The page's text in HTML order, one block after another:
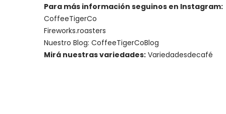
Para más información seguinos en Instagram:
CoffeeTigerCo
Fireworks.roasters
Nuestro Blog: CoffeeTigerCoBlog
Mirá nuestras variedades: Variedadesdecafé